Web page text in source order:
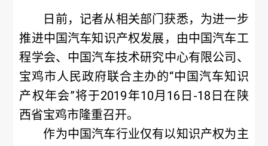
日前，记者从相关部门获悉，为进一步
推进中国汽车知识产权发展，由中国汽车工
程学会、中国汽车技术研究中心有限公司、
宝鸡市人民政府联合主办的“中国汽车知识
产权年会”将于2019年10月16日-18日在陕
西省宝鸡市隆重召开。
作为中国汽车行业仅有以知识产权为主